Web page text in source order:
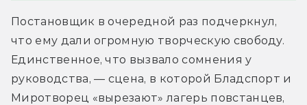
Постановщик в очередной раз подчеркнул,
что ему дали огромную творческую свободу.
Единственное, что вызвало сомнения у
руководства, — сцена, в которой Бладспорт и
Миротворец «вырезают» лагерь повстанцев,